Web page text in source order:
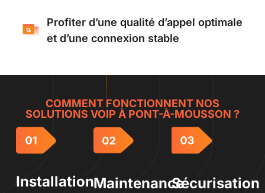
Profiter d’une qualité d’appel optimale
et d’une connexion stable
COMMENT FONCTIONNENT NOS
SOLUTIONS VOIP À PONT-À-MOUSSON ?
InstallationMaintenanceSécurisation